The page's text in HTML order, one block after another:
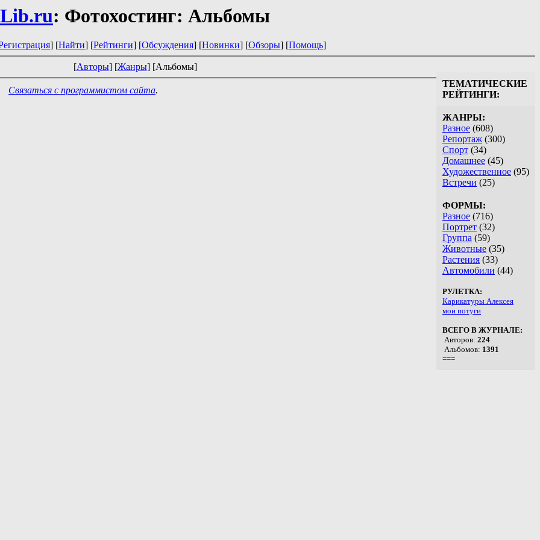
Lib.ru: Фотохостинг: Альбомы
] [Найти] [Рейтинги] [Обсуждения] [Новинки] [Обзоры] [Помощь]
[Авторы] [Жанры] [Альбомы]
ТЕМАТИЧЕСКИЕ
РЕЙТИНГИ:
ЖАНРЫ:
Разное (608)
Репортаж (300)
Спорт (34)
Домашнее (45)
Художественное (95)
Встречи (25)
ФОРМЫ:
Разное (716)
Портрет (32)
Группа (59)
Животные (35)
Растения (33)
Автомобили (44)
РУЛЕТКА:
Карикатуры Алексея
мои потуги
ВСЕГО В ЖУРНАЛЕ:
Авторов: 224
Альбомов: 1391
===
Связаться с программистом сайта.